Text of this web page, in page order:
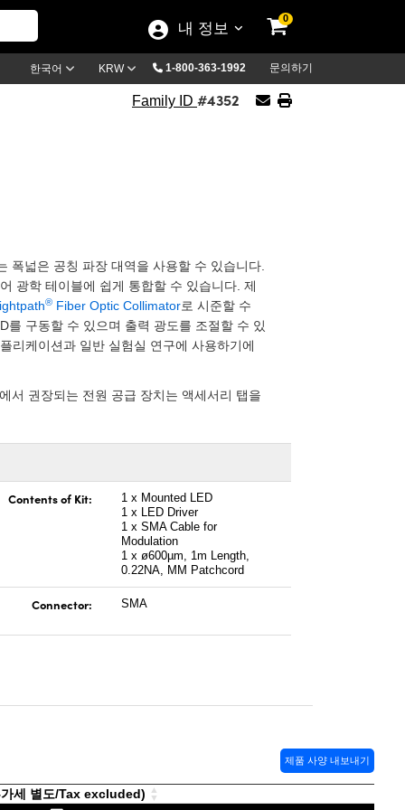
내 정보
0
한국어 KRW 1-800-363-1992 문의하기
Family ID #4352
폭넓은 공칭 파장 대역을 사용할 수 있습니다.
광학 테이블에 쉽게 통합할 수 있습니다. 제
® Fiber Optic Collimator로 시준할 수
구동할 수 있으며 출력 광도를 조절할 수 있
리케이션과 일반 실험실 연구에 사용하기에
서 권장되는 전원 공급 장치는 액세서리 탭을
Contents of Kit:
1 x Mounted LED
1 x LED Driver
1 x SMA Cable for
Modulation
1 x ø600µm, 1m Length,
0.22NA, MM Patchcord
Connector: SMA
제품 사양 내보내기
세 별도/Tax excluded)